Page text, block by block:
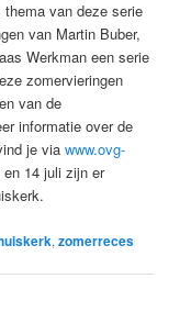
van deze serie
van Martin Buber,
Werkman een serie
zomervieringen
van de
informatie over de
je viawww.ovg-
14 juli zijn er
,zomerreces